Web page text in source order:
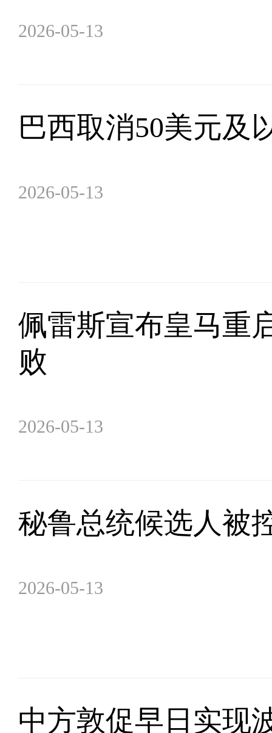
2026-05-13
巴西取消50美元及
2026-05-13
佩雷斯宣布皇马重
败
2026-05-13
秘鲁总统候选人被
2026-05-13
中方敦促早日实现